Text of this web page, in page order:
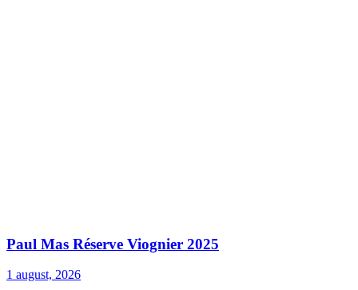
Paul Mas Réserve Viognier 2025
1 august, 2026